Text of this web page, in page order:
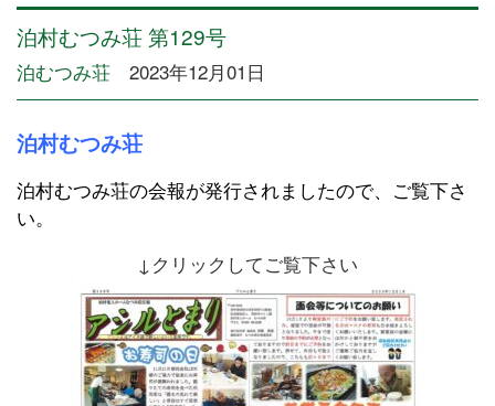
泊村むつみ荘 第129号
泊むつみ荘 2023年12月01日
泊村むつみ荘
泊村むつみ荘の会報が発行されましたので、ご覧下さ
い。
↓クリックしてご覧下さい